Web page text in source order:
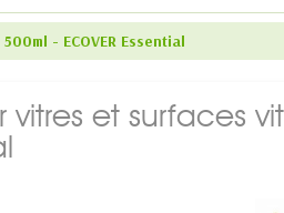
- ECOVER Essential
et surfaces